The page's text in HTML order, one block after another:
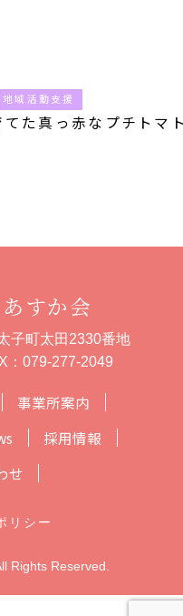
地域活動支援
てた真っ赤なプチトマ
事業所案内
採用情報
せ
すか会
子町太田2330番地
：079-277-2049
リシー
Rights Reserved.